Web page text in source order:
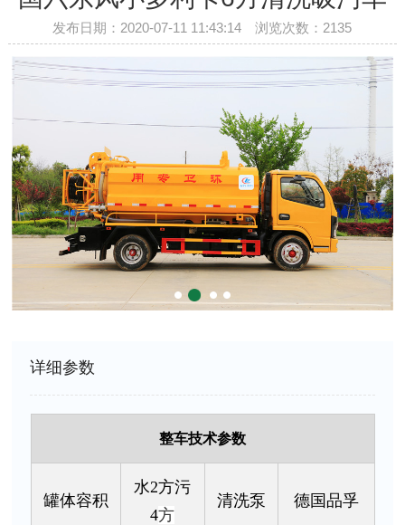
发布日期：2020-07-11 11:43:14 浏览次数： 2135
详细参数
整车技术参数
罐体容积
水2方污
4方
清洗泵 德国品孚